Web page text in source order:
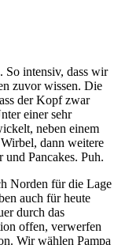
So intensiv, dass wir
zuvor wissen. Die
der Kopf zwar
einer sehr
neben einem
dann weitere
Pancakes. Puh.
Norden für die Lage
auch für heute
durch das
offen, verwerfen
Wir wählen Pampa